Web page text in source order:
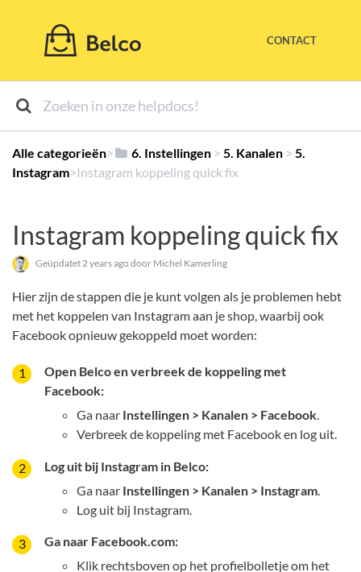
CONTACT
Alle categorieën​>​ ​6. Instellingen ​ > ​​5. Kanalen ​ > ​​5.
Instagram​>​ Instagram koppeling quick fix
Instagram koppeling quick fix
Geüpdatet 2 years ago door Michel Kamerling
Hier zijn de stappen die je kunt volgen als je problemen hebt
met het koppelen van Instagram aan je shop, waarbij ook
Facebook opnieuw gekoppeld moet worden:
Open Belco en verbreek de koppeling met
Facebook:
Ga naar Instellingen > Kanalen > Facebook.
Verbreek de koppeling met Facebook en log uit.
Log uit bij Instagram in Belco:
Ga naar Instellingen > Kanalen > Instagram
Log uit bij Instagram.
Ga naar Facebook.com:
Klik rechtsboven op het profielbolletje om het